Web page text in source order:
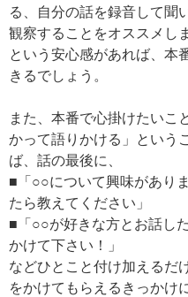
る、自分の話を録音して聞
観察することをオススメし
という安心感があれば、本
きるでしょう。
また、本番で心掛けたいこ
かって語りかける」という
ば、話の最後に、
■「○○について興味があり
たら教えてください」
■「○○が好きな方とお話し
かけて下さい！」
などひとこと付け加えるだ
をかけてもらえるきっかけ